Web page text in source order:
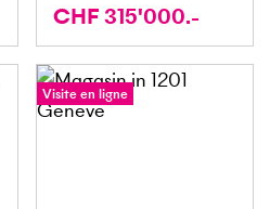
CHF 315'000.-
Visite en ligne